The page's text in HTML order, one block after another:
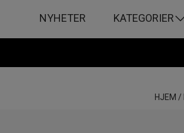
NYHETER KATEGORIER
HJEM /